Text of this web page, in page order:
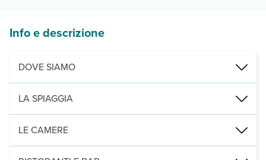
Info e descrizione
DOVE SIAMO
Las Terrenas, sulla spiaggia, a 4 km dal villaggio, 250
LA SPIAGGIA
di sabbia dorata e finissima attrezzata con ombrelloni, lettini e
LE CAMERE
544 camere (22 m², max 2 adulti e 1 bambino) con servizi